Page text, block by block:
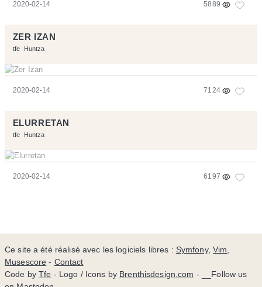
2020-02-14 5889
ZER IZAN
tfe Huntza
2020-02-14 7124
ELURRETAN
tfe Huntza
2020-02-14 6197
Ce site a été réalisé avec les logiciels libres : Symfony,Vim,
Musescore - Contact
Code byTfe - Logo / Icons by Brenthisdesign.com - __Follow us